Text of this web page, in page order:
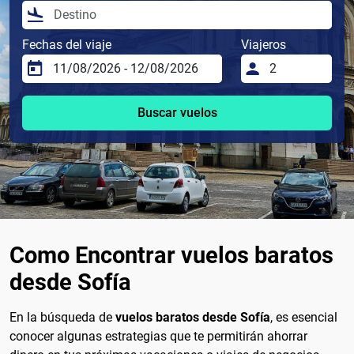
Fechas del viaje Viajeros
Buscar vuelos
Como Encontrar vuelos baratos
desde Sofía
En la búsqueda de vuelos baratos desde Sofía, es esencial
conocer algunas estrategias que te permitirán ahorrar